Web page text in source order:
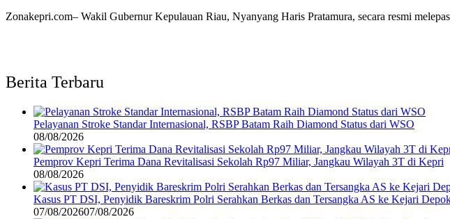
Zonakepri.com– Wakil Gubernur Kepulauan Riau, Nyanyang Haris Pratamura, secara resmi
Berita Terbaru
Pelayanan Stroke Standar Internasional, RSBP Batam Raih Diamond Status dari WSO
08/08/2026
Pemprov Kepri Terima Dana Revitalisasi Sekolah Rp97 Miliar, Jangkau Wilayah 3T di Kepri
08/08/2026
Kasus PT DSI, Penyidik Bareskrim Polri Serahkan Berkas dan Tersangka AS ke Kejari
07/08/202607/08/2026